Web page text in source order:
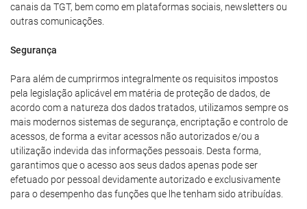
canais da TGT, bem como em plataformas sociais, newsletters ou
outras comunicações.
Segurança
Para além de cumprirmos integralmente os requisitos impostos
pela legislação aplicável em matéria de proteção de dados, de
acordo com a natureza dos dados tratados, utilizamos sempre os
mais modernos sistemas de segurança, encriptação e controlo de
acessos, de forma a evitar acessos não autorizados e/ou a
utilização indevida das informações pessoais. Desta forma,
garantimos que o acesso aos seus dados apenas pode ser
efetuado por pessoal devidamente autorizado e exclusivamente
para o desempenho das funções que lhe tenham sido atribuídas.